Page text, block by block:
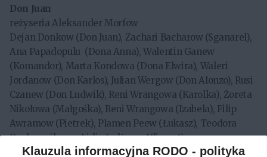
Don Juan
reżyseria Aleksander Morfow
Dejan Donkow (Don Juan), Zachari Bacharow (Sganarel),
Ana Papadopulu (Dona Anna), Walentin Ganew
(Komandor), Marta Kondowa (Dona Elwira), Waleri
Jordanow (Don Karlos), Julian Wergow (Don Alonzo), Rusi
Czanew (Don Ludwik), Reni Wrangowa (Karolka), Żoreta
Nikołowa (Małgośka), Reni Wrangowa (Izabela), Filip
Awramow (Pietrek), Plamen Peew (Łukasz), Teodora
Duchownikowa, Lidia Indżowa, Uljana Czan
(wieśniaczki), Walentin Ganew (żebrak), Darin Angelow,
Klauzula informacyjna RODO - polityka